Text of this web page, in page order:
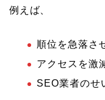
例えば、
順位を急落さ
アクセスを激
SEO業者のせ